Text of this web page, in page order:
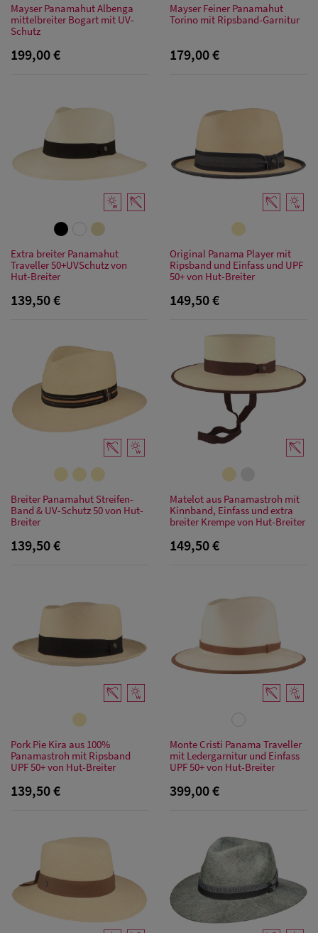
Herren Caps
Baseball Cpas
Herren UV-
Schutz Caps
Herren
& Visoren
Herren
Snapback Caps
Mayser Panamahut Albenga
mittelbreiter Bogart mit UV-
Schutz
199,00 €
Mayser Feiner Panamahut
Torino mit Ripsband-Garnitur
179,00 €
Extra breiter Panamahut
Traveller 50+UVSchutz von
Hut-Breiter
139,50 €
Original Panama Player mit
Ripsband und Einfass und UPF
50+ von Hut-Breiter
149,50 €
Breiter Panamahut Streifen-
Band & UV-Schutz 50 von Hut-
Breiter
139,50 €
Matelot aus Panamastroh mit
Kinnband, Einfass und extra
breiter Krempe von Hut-Breiter
149,50 €
Pork Pie Kira aus 100%
Panamastroh mit Ripsband
UPF 50+ von Hut-Breiter
139,50 €
Monte Cristi Panama Traveller
mit Ledergarnitur und Einfass
UPF 50+ von Hut-Breiter
399,00 €